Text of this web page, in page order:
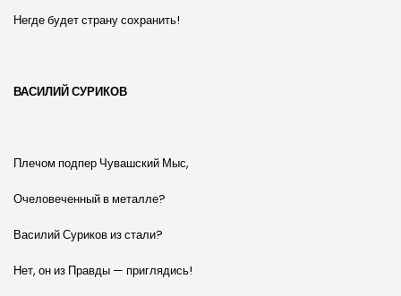
Негде будет страну сохранить!
ВАСИЛИЙ СУРИКОВ
Плечом подпер Чувашский Мыс,
Очеловеченный в металле?
Василий Суриков из стали?
Нет, он из Правды — приглядись!